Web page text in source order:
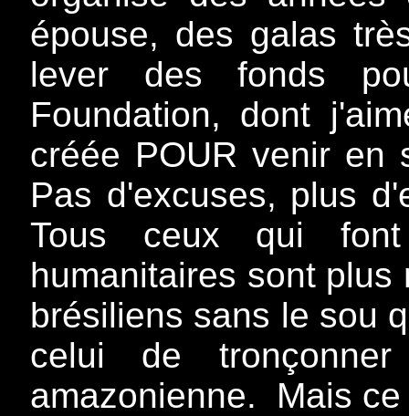
épouse, des galas
lever des fonds
Foundation, dont
créée POUR venir en
Pas d'excuses, plus
Tous ceux qui
humanitaires sont
brésiliens sans le sou
celui de
amazonienne. Mais